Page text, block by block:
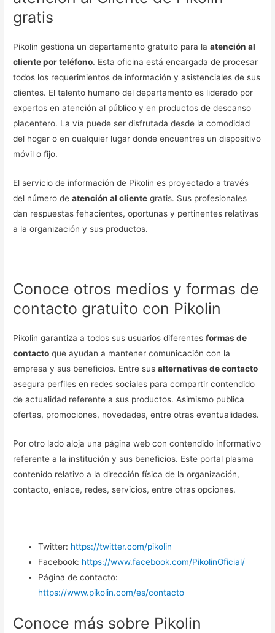
gratis
Pikolin gestiona un departamento gratuito para laatención al
cliente por teléfono. Esta oficina está encargada de procesar
todos los requerimientos de información y asistenciales de sus
clientes. El talento humano del departamento es liderado por
expertos en atención al público y en productos de descanso
placentero. La vía puede ser disfrutada desde la comodidad
del hogar o en cualquier lugar donde encuentres un dispositivo
móvil o fijo.
El servicio de información de Pikolin es proyectado a través
del número deatención al cliente gratis. Sus profesionales
dan respuestas fehacientes, oportunas y pertinentes relativas
a la organización y sus productos.
Conoce otros medios y formas de
contacto gratuito con Pikolin
Pikolin garantiza a todos sus usuarios diferentesformas de
contacto que ayudan a mantener comunicación con la
empresa y sus beneficios. Entre susalternativas de contacto
asegura perfiles en redes sociales para compartir contendido
de actualidad referente a sus productos. Asimismo publica
ofertas, promociones, novedades, entre otras eventualidades.
Por otro lado aloja una página web con contendido informativo
referente a la institución y sus beneficios. Este portal plasma
contenido relativo a la dirección física de la organización,
contacto, enlace, redes, servicios, entre otras opciones.
Twitter: https://twitter.com/pikolin
Facebook: https://www.facebook.com/PikolinOficial/
Página de contacto:
https://www.pikolin.com/es/contacto
Conoce más sobre Pikolin